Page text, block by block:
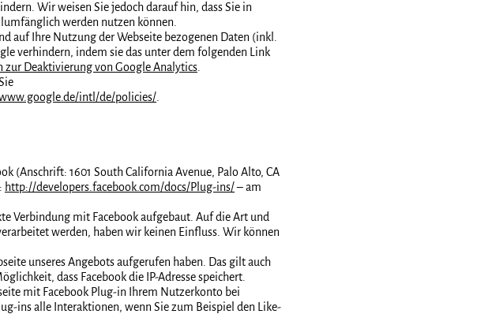
Wir weisen Sie jedoch darauf hin, dass Sie in
werden nutzen können.
auf Ihre Nutzung der Webseite bezogenen Daten (inkl.
verhindern, indem sie das unter dem folgenden Link
zur Deaktivierung von Google Analytics
intl/de/policies/
(Anschrift: 1601 South California Avenue, Palo Alto, CA
http://developers.facebook.com/docs/Plug-ins/– am
Verbindung mit Facebook aufgebaut. Auf die Art und
werden, haben wir keinen Einfluss. Wir können
unseres Angebots aufgerufen haben. Das gilt auch
dass Facebook die IP-Adresse speichert.
mit Facebook Plug-in Ihrem Nutzerkonto bei
ins alle Interaktionen, wenn Sie zum Beispiel den Like-